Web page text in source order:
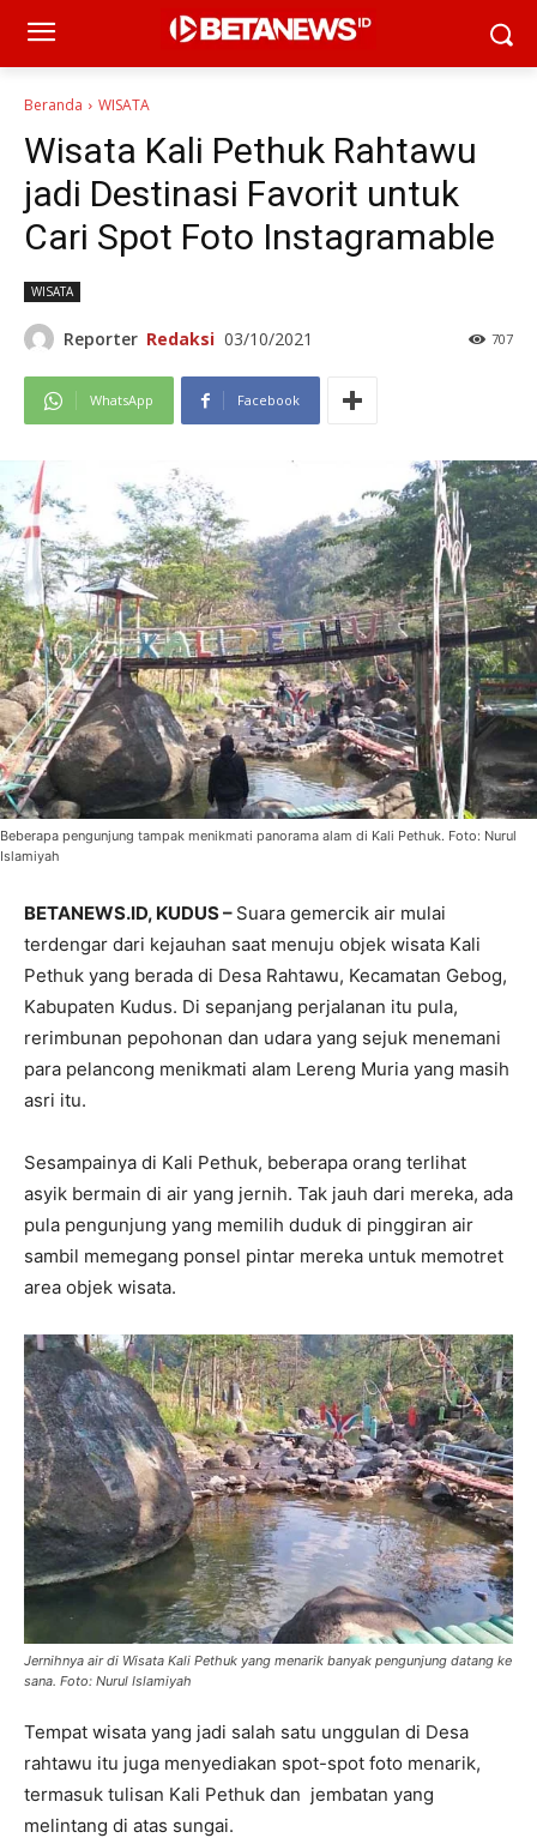
Beranda WISATA
Wisata Kali Pethuk Rahtawu
jadi Destinasi Favorit untuk
Cari Spot Foto Instagramable
WISATA
Reporter Redaksi 03/10/2021 707
WhatsApp Facebook
Beberapa pengunjung tampak menikmati panorama alam di Kali Pethuk. Foto: Nurul
Islamiyah
BETANEWS.ID, KUDUS – Suara gemercik air mulai
terdengar dari kejauhan saat menuju objek wisata Kali
Pethuk yang berada di Desa Rahtawu, Kecamatan Gebog,
Kabupaten Kudus. Di sepanjang perjalanan itu pula,
rerimbunan pepohonan dan udara yang sejuk menemani
para pelancong menikmati alam Lereng Muria yang masih
asri itu.
Sesampainya di Kali Pethuk, beberapa orang terlihat
asyik bermain di air yang jernih. Tak jauh dari mereka, ada
pula pengunjung yang memilih duduk di pinggiran air
sambil memegang ponsel pintar mereka untuk memotret
area objek wisata.
Jernihnya air di Wisata Kali Pethuk yang menarik banyak pengunjung datang ke
sana. Foto: Nurul Islamiyah
Tempat wisata yang jadi salah satu unggulan di Desa
rahtawu itu juga menyediakan spot-spot foto menarik,
termasuk tulisan Kali Pethuk dan jembatan yang
melintang di atas sungai.